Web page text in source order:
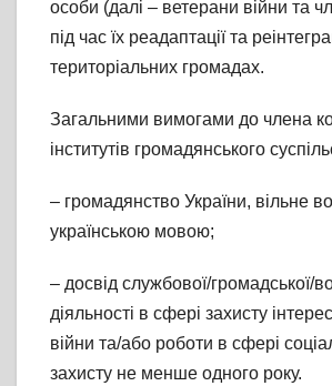
особи (далі – ветерани війни та
під час їх реадаптації та
територіальних громадах.
Загальними вимогами до члена
інститутів громадянського
– громадянство України, вільне
українською мовою;
– досвід службової/громадської/
діяльності в сфері захисту
війни та/або роботи в сфері
захисту не менше одного року.